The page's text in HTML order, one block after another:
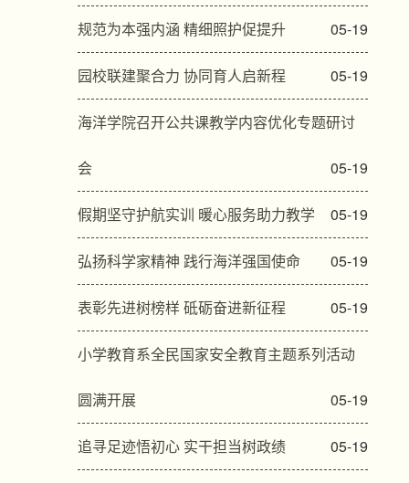
规范为本强内涵 精细照护促提升 05-19
园校联建聚合力 协同育人启新程 05-19
海洋学院召开公共课教学内容优化专题研讨
会 05-19
假期坚守护航实训 暖心服务助力教学 05-19
弘扬科学家精神 践行海洋强国使命 05-19
表彰先进树榜样 砥砺奋进新征程 05-19
小学教育系全民国家安全教育主题系列活动
圆满开展 05-19
追寻足迹悟初心 实干担当树政绩 05-19